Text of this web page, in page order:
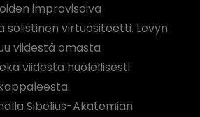
improvisoiva
solistinen virtuositeetti. Levyn
viidestä omasta
viidestä huolellisesti
Sibelius-Akatemian